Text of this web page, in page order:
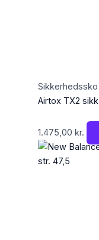
Sikkerhedssko
Airtox TX2
1.475,00 kr.